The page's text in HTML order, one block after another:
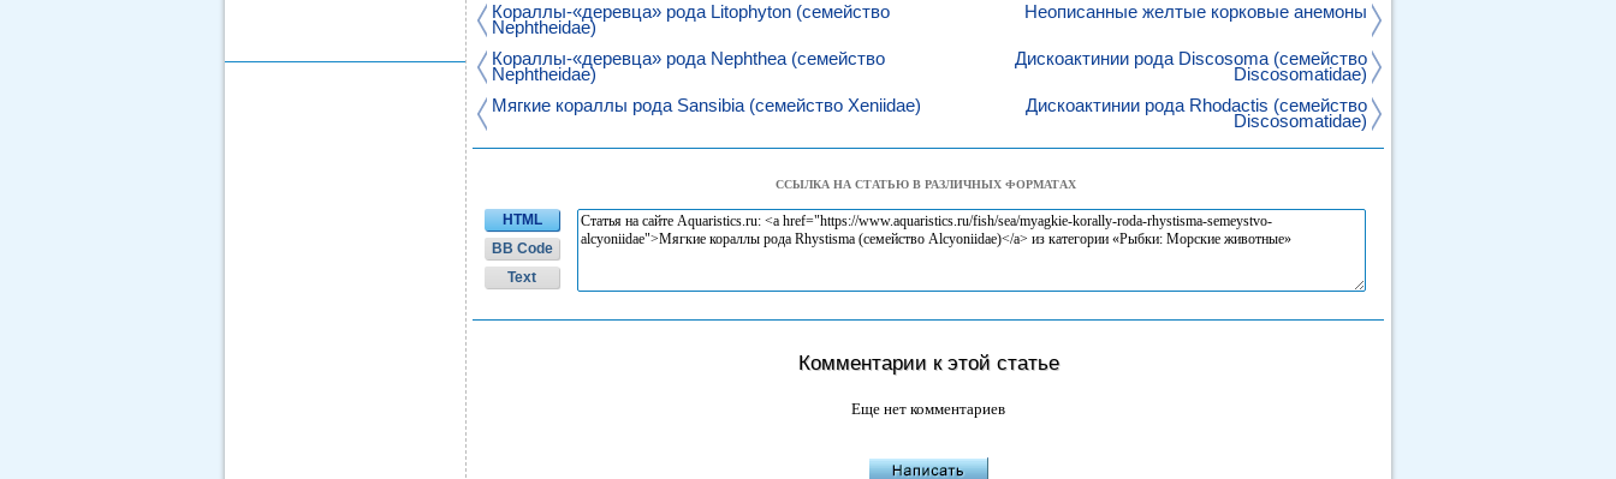
Кораллы-«деревца» рода Litophyton (семейство
Nephtheidae)
Кораллы-«деревца» рода Nephthea (семейство
Nephtheidae)
Мягкие кораллы рода Sansibia (семейство Xeniidae)
Неописанные желтые корковые анемоны
Дискоактинии рода Discosoma (семейство
Discosomatidae)
Дискоактинии рода Rhodactis (семейство
Discosomatidae)
ССЫЛКА НА СТАТЬЮ В РАЗЛИЧНЫХ ФОРМАТАХ
HTML
BB Code
Text
Комментарии к этой статье
Еще нет комментариев